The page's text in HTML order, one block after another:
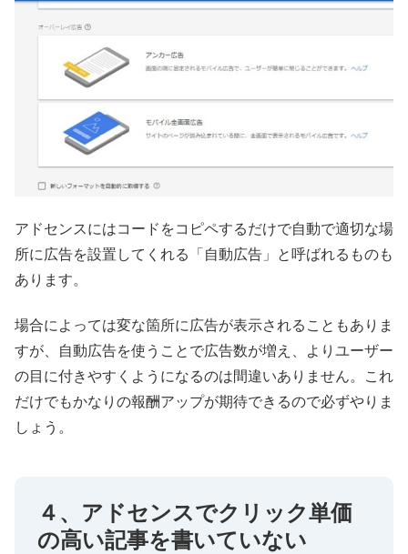
アドセンスにはコードをコピペするだけで自動で適切な場
所に広告を設置してくれる「自動広告」と呼ばれるものも
あります。
場合によっては変な箇所に広告が表示されることもありま
すが、自動広告を使うことで広告数が増え、よりユーザー
の目に付きやすくようになるのは間違いありません。これ
だけでもかなりの報酬アップが期待できるので必ずやりま
しょう。
４、アドセンスでクリック単価
の高い記事を書いていない